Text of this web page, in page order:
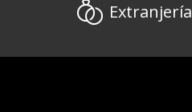
Extranjería